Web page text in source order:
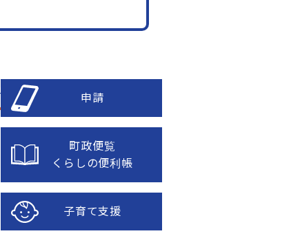
申請
町政便覧
くらしの便利帳
子育て支援